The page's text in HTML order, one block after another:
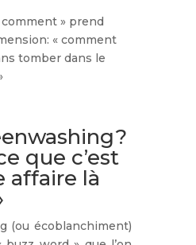
» prend
« comment
tomber dans le
que c’est
affaire là
(ou écoblanchiment)